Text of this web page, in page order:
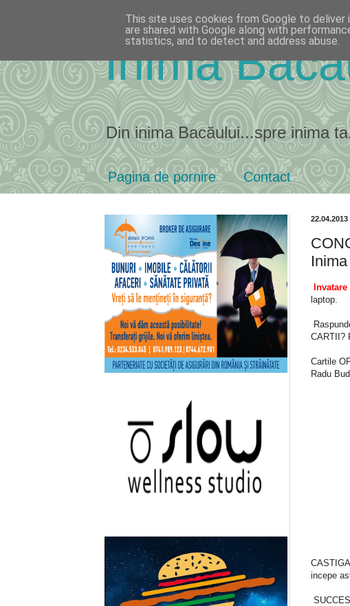
Inima
Din inima Bacăului...spre inima
Pagina de pornire Contact
22.04.2013
Invatare
laptop.
CARTII?
Cartile
Radu
incepe
This site uses cookies from Google to
are shared with Google along with
statistics, and to detect and address abuse.